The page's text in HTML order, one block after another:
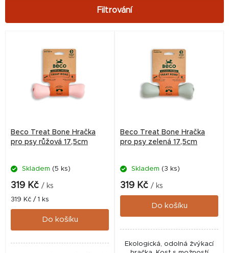
o
Beco Treat Bone Hračka
pro psy růžová 17,5cm
Skladem (5 ks)
319 Kč / ks
Měrná
cena:
319 Kč / 1 ks
Do košíku
Beco Treat Bone Hračka
pro psy zelená 17,5cm
Skladem (3 ks)
319 Kč / ks
Do košíku
Ekologická, odolná žvýkací